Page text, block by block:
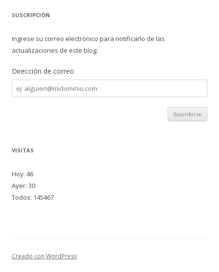
SUSCRIPCIÓN
Ingrese su correo electrónico para notificarlo de las
actualizaciones de este blog:
Dirección de correo
Dirección
de
correo
VISITAS
Hoy: 46
Ayer: 30
Todos: 145467
Creado con WordPress